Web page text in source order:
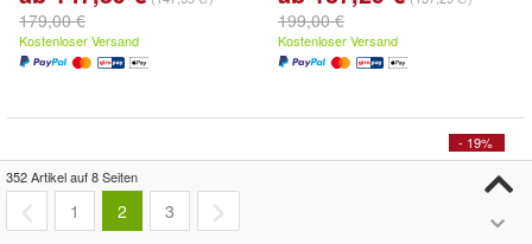
179,00 €
Kostenloser Versand
199,00 €
Kostenloser Versand
- 19%
352 Artikel auf 8 Seiten
1 2 3